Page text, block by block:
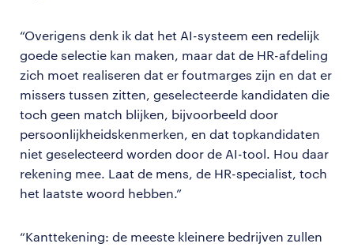
“Overigens denk ik dat het AI-systeem een redelijk
goede selectie kan maken, maar dat de HR-afdeling
zich moet realiseren dat er foutmarges zijn en dat er
missers tussen zitten, geselecteerde kandidaten die
toch geen match blijken, bijvoorbeeld door
persoonlijkheidskenmerken, en dat topkandidaten
niet geselecteerd worden door de AI-tool. Hou daar
rekening mee. Laat de mens, de HR-specialist, toch
het laatste woord hebben.”
“Kanttekening: de meeste kleinere bedrijven zullen